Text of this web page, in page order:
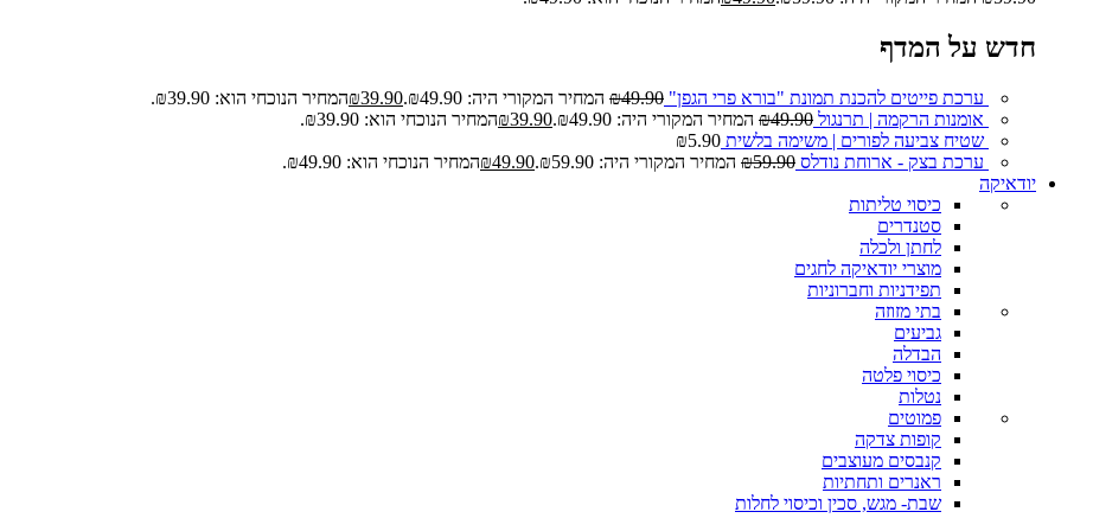
חדש על המדף
ערכת פייטים להכנת תמונת "בורא פרי הגפן" ₪49.90 המחיר המקורי היה: ₪49.90. ₪39.90
המחיר הנוכחי הוא: ₪39.90.
אומנות הרקמה | תרנגול
₪49.90 המחיר המקורי היה: ₪49.90. ₪39.90
המחיר הנוכחי הוא: ₪39.90.
שטיח צביעה לפורים | משימה בלשית
₪5.90
ערכת בצק - ארוחת נודלס
₪59.90 המחיר המקורי היה: ₪59.90. ₪49.90
המחיר הנוכחי הוא: ₪49.90.
יודאיקה
כיסוי טליתות
סטנדרים
לחתן ולכלה
מוצרי יודאיקה לחגים
תפידניות וחברוניות
בתי מזוזה
גביעים
הבדלה
כיסוי פלטה
נטלות
פמוטים
קופות צדקה
קנבסים מעוצבים
ראנרים ותחתיות
שבת- מגש, סכין וכיסוי לחלות